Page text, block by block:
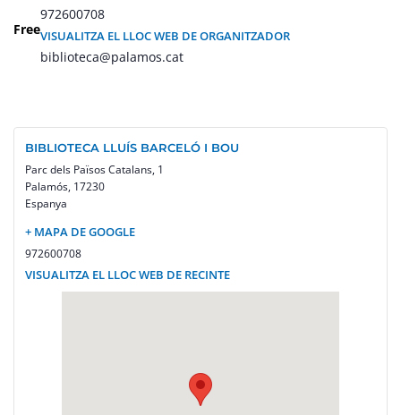
Free
972600708
VISUALITZA EL LLOC WEB DE ORGANITZADOR
biblioteca@palamos.cat
BIBLIOTECA LLUÍS BARCELÓ I BOU
Parc dels Països Catalans, 1
Palamós, 17230
Espanya
+ MAPA DE GOOGLE
972600708
VISUALITZA EL LLOC WEB DE RECINTE